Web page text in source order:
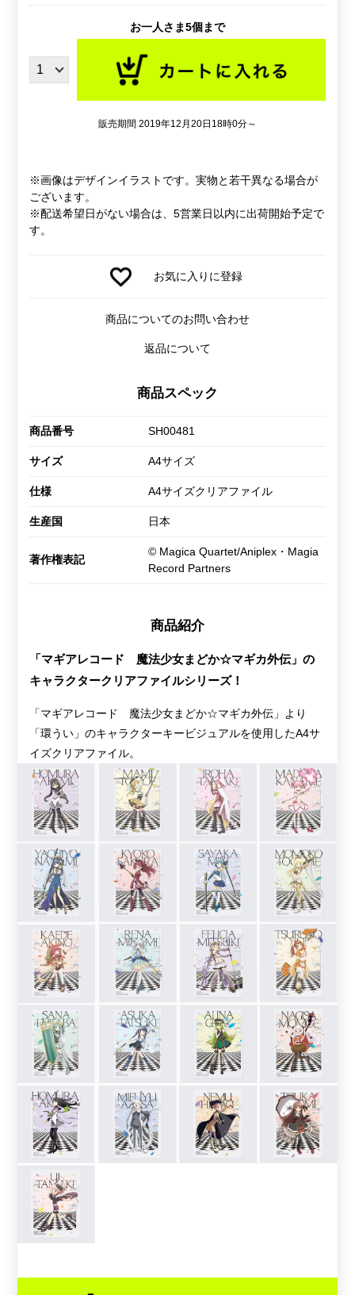
お一人さま5個まで
販売期間 2019年12月20日18時0分～
※画像はデザインイラストです。実物と若干異なる場合が
ございます。
※配送希望日がない場合は、5営業日以内に出荷開始予定で
す。
お気に入りに登録
商品についてのお問い合わせ
返品について
商品スペック
商品番号 SH00481
サイズ A4サイズ
仕様 A4サイズクリアファイル
生産国 日本
著作権表記
© Magica Quartet/Aniplex・Magia
Record Partners
商品紹介
「マギアレコード 魔法少女まどか☆マギカ外伝」の
キャラクタークリアファイルシリーズ！
「マギアレコード 魔法少女まどか☆マギカ外伝」より
「環うい」のキャラクターキービジュアルを使用したA4サ
イズクリアファイル。